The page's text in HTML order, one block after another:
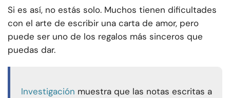
Si es así, no estás solo. Muchos tienen dificultades
con el arte de escribir una carta de amor, pero
puede ser uno de los regalos más sinceros que
puedas dar.
Investigación muestra que las notas escritas a